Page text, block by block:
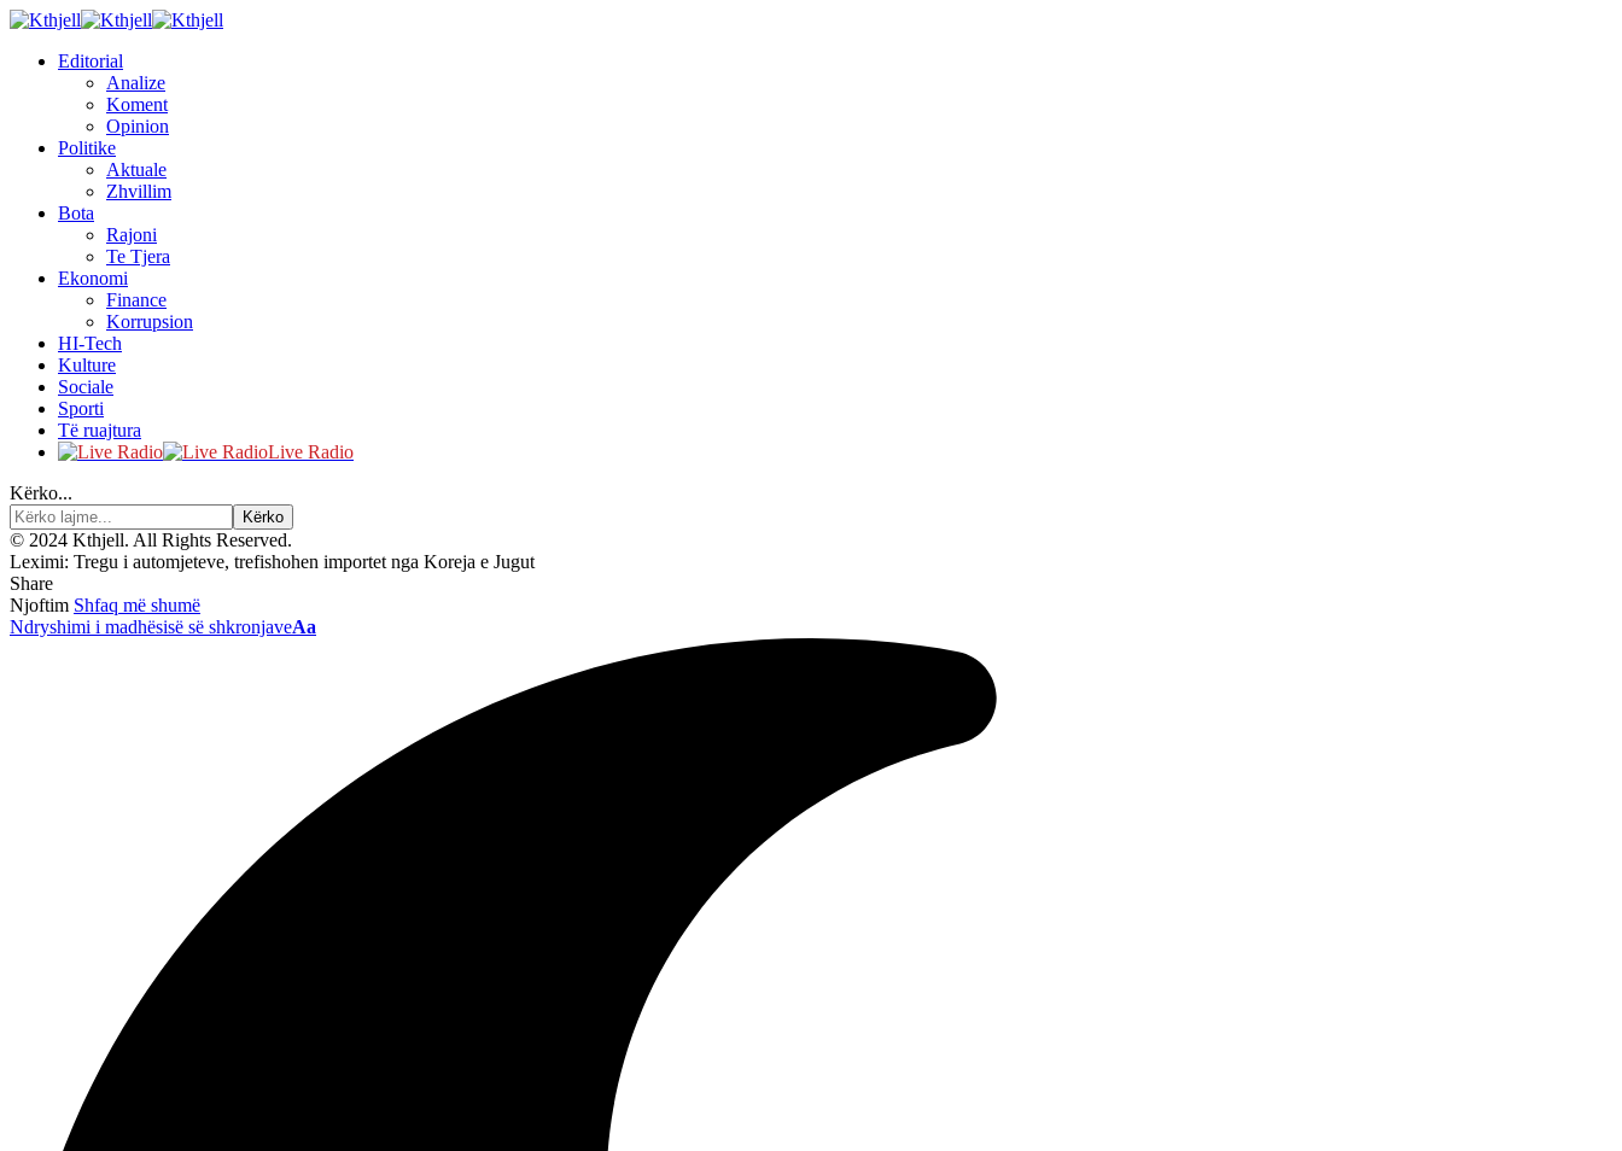
Editorial
Analize
Koment
Opinion
Politike
Aktuale
Zhvillim
Bota
Rajoni
Te Tjera
Ekonomi
Finance
Korrupsion
HI-Tech
Kulture
Sociale
Sporti
Të ruajtura
Live Radio
Kërko...
© 2024 Kthjell. All Rights Reserved.
Leximi: Tregu i automjeteve, trefishohen importet nga Koreja e Jugut
Share
Njoftim Shfaq më shumë
Ndryshimi i madhësisë së shkronjaveAa